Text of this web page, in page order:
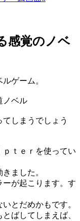
感覚のノベ
ゲーム。
ノベル
しまうでしょう
ｐｔｅｒを使ってい
ました。
ーが起こります。す
とだめかもです。
ばしてしまえば、